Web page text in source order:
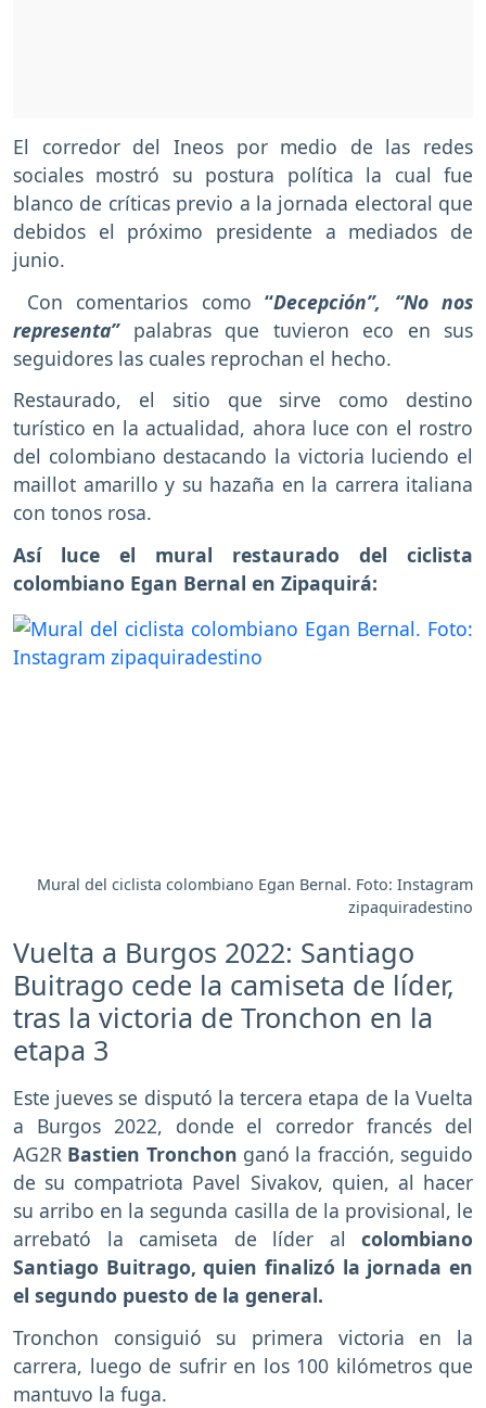
El corredor del Ineos por medio de las redes
sociales mostró su postura política la cual fue
blanco de críticas previo a la jornada electoral que
debidos el próximo presidente a mediados de
junio.
Con comentarios como “Decepción”, “No nos
representa” palabras que tuvieron eco en sus
seguidores las cuales reprochan el hecho.
Restaurado, el sitio que sirve como destino
turístico en la actualidad, ahora luce con el rostro
del colombiano destacando la victoria luciendo el
maillot amarillo y su hazaña en la carrera italiana
con tonos rosa.
Así luce el mural restaurado del ciclista
colombiano Egan Bernal en Zipaquirá:
Mural del ciclista colombiano Egan Bernal. Foto: Instagram
zipaquiradestino
Vuelta a Burgos 2022: Santiago
Buitrago cede la camiseta de líder,
tras la victoria de Tronchon en la
etapa 3
Este jueves se disputó la tercera etapa de la Vuelta
a Burgos 2022, donde el corredor francés del
AG2R Bastien Tronchon ganó la fracción, seguido
de su compatriota Pavel Sivakov, quien, al hacer
su arribo en la segunda casilla de la provisional, le
arrebató la camiseta de líder al colombiano
Santiago Buitrago, quien finalizó la jornada en
el segundo puesto de la general.
Tronchon consiguió su primera victoria en la
carrera, luego de sufrir en los 100 kilómetros que
mantuvo la fuga.